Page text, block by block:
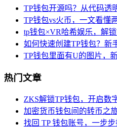
TP钱包开源吗？从代码透
TP钱包vs火币，一文看懂
tp钱包×VR哈希娱乐，解
如何快速创建TP钱包？新
TP钱包里面有U的图片，
热门文章
ZKS解锁TP钱包，开启数
加密货币钱包间的转币之
找回 TP 钱包账号，一步步